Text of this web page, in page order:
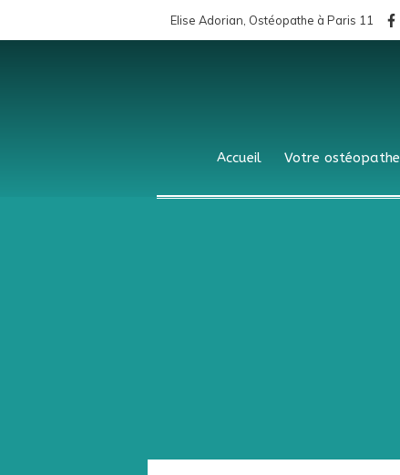
Elise Adorian, Ostéopathe à Paris 11
Accueil
Votre ostéopathe